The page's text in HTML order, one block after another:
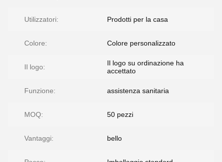
Utilizzatori: Prodotti per la casa
Colore: Colore personalizzato
Il logo:
Il logo su ordinazione ha
accettato
Funzione: assistenza sanitaria
MOQ: 50 pezzi
Vantaggi: bello